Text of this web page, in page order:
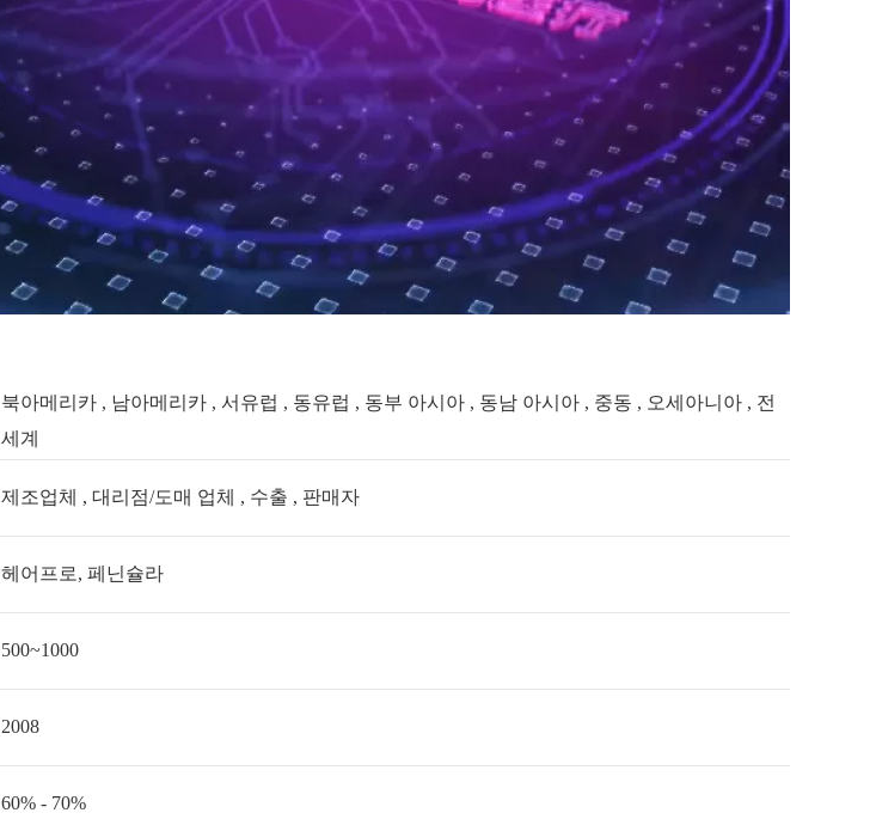
북아메리카 , 남아메리카 , 서유럽 , 동유럽 , 동부 아시아 , 동남 아시아 , 중동 , 오세아니아 , 전
세계
제조업체 , 대리점/도매 업체 , 수출 , 판매자
헤어프로, 페닌슐라
500~1000
2008
60% - 70%